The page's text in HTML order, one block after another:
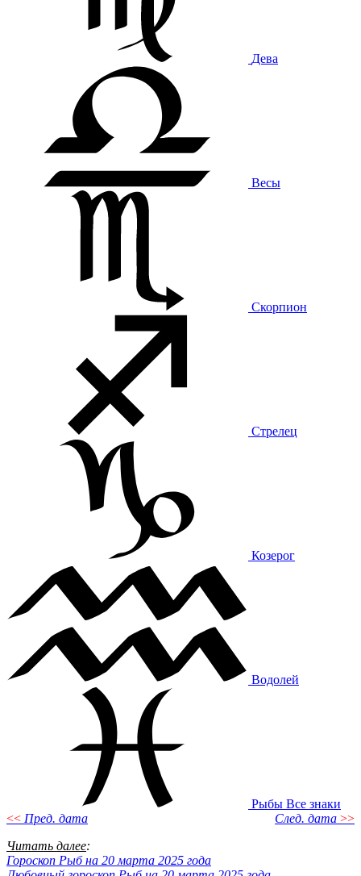
Дева
Весы
Скорпион
Стрелец
Козерог
Водолей
Рыбы Все знаки
<< Пред. дата След. дата >>
Читать далее:
Гороскоп Рыб на 20 марта 2025 года